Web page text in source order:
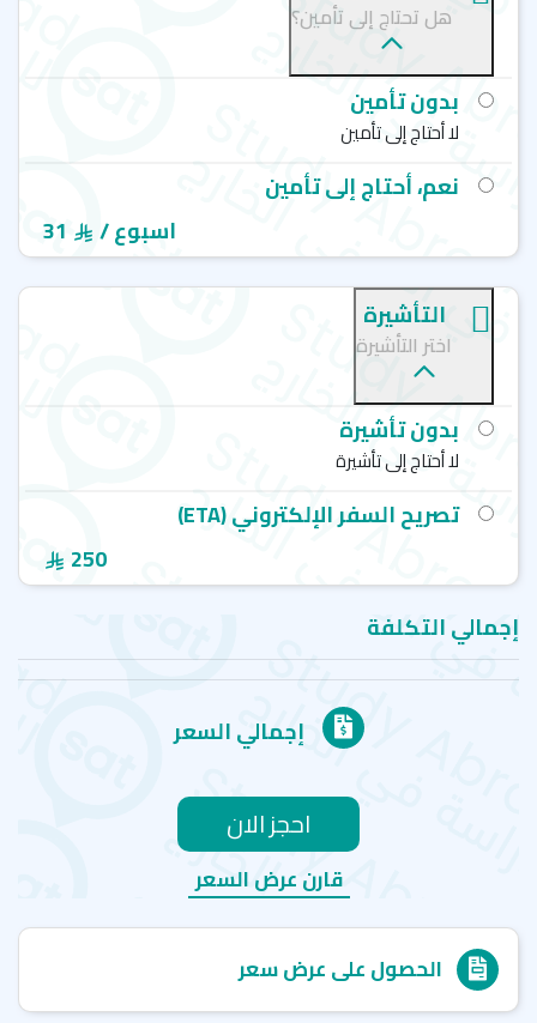
بيت إنجلش سنتر- BEET English Language Center-بورنموث
هل تحتاج إلى تأمين؟
بدون تأمين
لا أحتاج إلى تأمين
نعم، أحتاج إلى تأمين
31
/ اسبوع
التأشيرة
اختر التأشيرة
بدون تأشيرة
لا أحتاج إلى تأشيرة
تصريح السفر الإلكتروني (ETA)
250
إجمالي التكلفة
إجمالي السعر
احجز الان
قارن عرض السعر
الحصول على عرض سعر